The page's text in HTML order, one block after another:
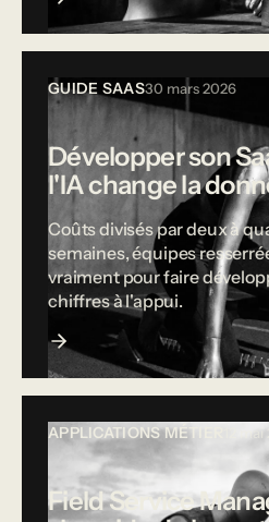
GUIDE SAAS30 mars 2026
Développer son
l'IA change la
Coûts divisés par deux à
semaines, équipes
vraiment pour faire
chiffres à l'appui.
APPLICATIONS MÉTIER 12
Field Service